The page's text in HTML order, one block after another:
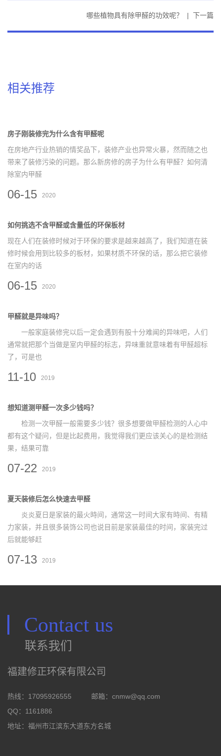
哪些植物具有除甲醛的功效呢？ | 下一篇
相关推荐
房子刚装修完为什么含有甲醛呢
在房地产行业热销的情奖品下，装修产业也异常火暴，然而随之也
带来了装修污染的问题。那么新房修的房子为什么有甲醛？如何清
除室内甲醛
06-15 2020
如何挑选不含甲醛或含量低的环保板材
现在人们在装修时候对于环保的要求是越来越高了，我们知道在装
修时候会用到比较多的板材，如果材质不环保的话，那么把它装修
在室内的话
06-15 2020
甲醛就是异味吗？
一般家庭装修完以后一定会遇到有股十分难闻的异味吧，人们
通常就把那个当做是室内甲醛的标志，异味重就意味着有甲醛超标
了，可是也
11-10 2019
想知道测甲醛一次多少钱吗？
检测一次甲醛一般需要多少钱？很多想要做甲醛检测的人心中
都有这个疑问，但是比起费用，我觉得我们更应该关心的是检测结
果，结果可靠
07-22 2019
夏天装修后怎么快速去甲醛
炎炎夏日是家装的最火時间，通常这一时间大家有時间、有精
力家装，并且很多装饰公司也说目前是家装最佳的时间，家装完过
后就能够赶
07-13 2019
Contact us
联系我们
福建修正环保有限公司
热线：17095926555 邮箱： cnmw@qq.com
QQ：1161886
地址：福州市江滨东大道东方名城